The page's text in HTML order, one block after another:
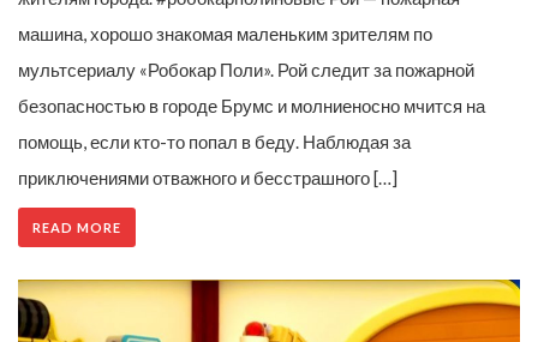
машина, хорошо знакомая маленьким зрителям по
мультсериалу «Робокар Поли». Рой следит за пожарной
безопасностью в городе Брумс и молниеносно мчится на
помощь, если кто-то попал в беду. Наблюдая за
приключениями отважного и бесстрашного […]
READ MORE